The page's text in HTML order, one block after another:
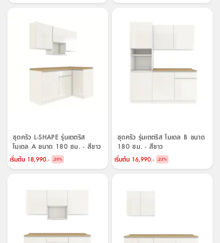
ชุดครัว L-SHAPE รุ่นเตตริส
โมเดล A ขนาด 180 ซม. - สีขาว
เริ่มต้น 18,990.- -20%
ชุดครัว รุ่นเตตริส โมเดล B ขนาด
180 ซม. - สีขาว
เริ่มต้น 16,990.- -22%